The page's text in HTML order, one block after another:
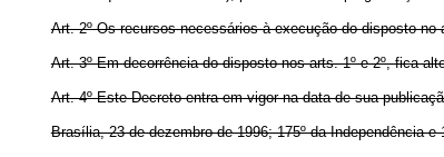
Art. 2º Os recursos necessários à execução do disposto
Art. 3º Em decorrência do disposto nos arts. 1º e 2º, fica
Art. 4º Este Decreto entra em vigor na data de sua
Brasília, 23 de dezembro de 1996; 175º da Independência e